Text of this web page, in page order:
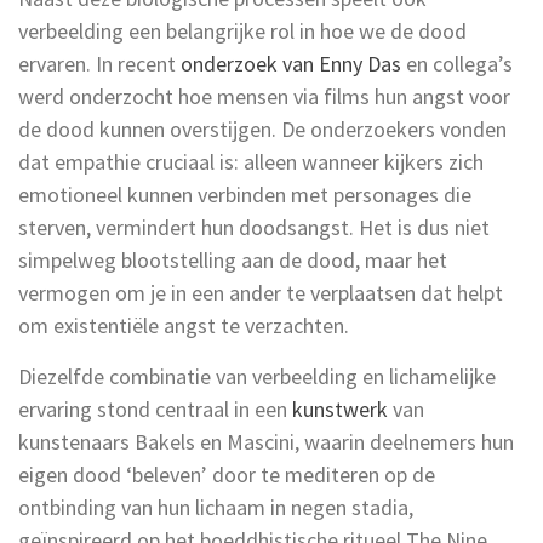
verbeelding een belangrijke rol in hoe we de dood
ervaren. In recent onderzoek van Enny Das en collega’s
werd onderzocht hoe mensen via films hun angst voor
de dood kunnen overstijgen. De onderzoekers vonden
dat empathie cruciaal is: alleen wanneer kijkers zich
emotioneel kunnen verbinden met personages die
sterven, vermindert hun doodsangst. Het is dus niet
simpelweg blootstelling aan de dood, maar het
vermogen om je in een ander te verplaatsen dat helpt
om existentiële angst te verzachten.
Diezelfde combinatie van verbeelding en lichamelijke
ervaring stond centraal in een kunstwerk van
kunstenaars Bakels en Mascini, waarin deelnemers hun
eigen dood ‘beleven’ door te mediteren op de
ontbinding van hun lichaam in negen stadia,